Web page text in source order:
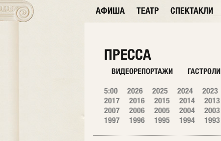
АФИША ТЕАТР СПЕКТАКЛИ
ПРЕССА
ВИДЕОРЕПОРТАЖИ ГАСТРОЛИ
5:00 2026 2025 2024 2023
2017
2016 2015 2014 2013
2007
2006 2005 2004 2003
1997
1996 1995 1994 1993